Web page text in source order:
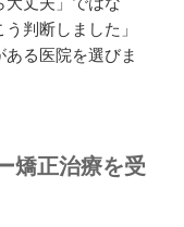
判断しました」
る医院を選びま
矯正治療を受